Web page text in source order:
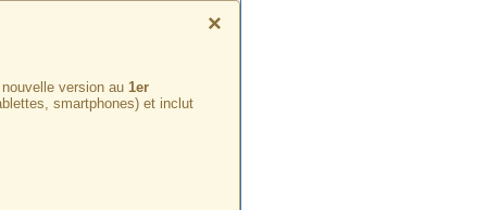
×
version au 1er
smartphones) et inclut